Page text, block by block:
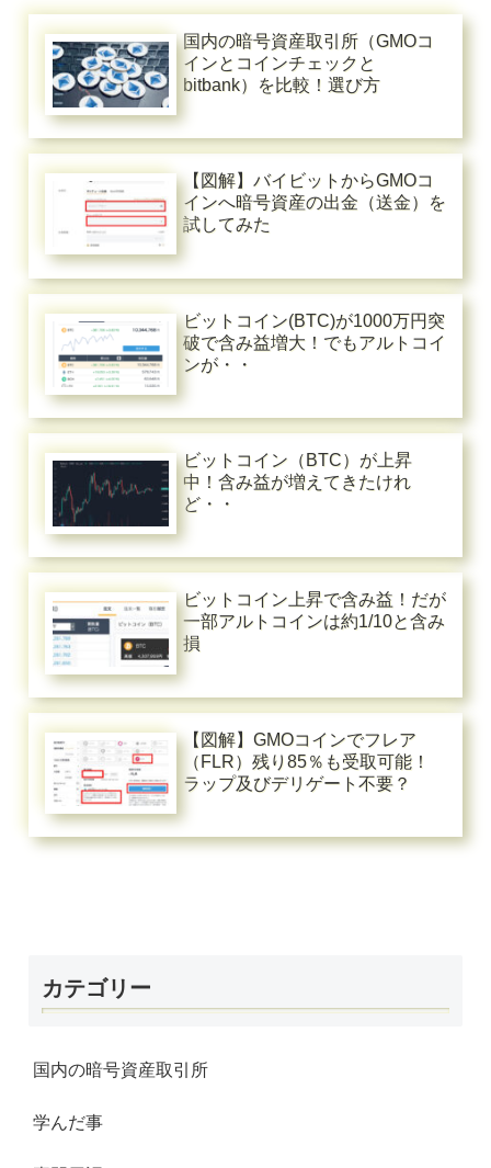
国内の暗号資産取引所（GMOコ
インとコインチェックと
bitbank）を比較！選び方
【図解】バイビットからGMOコ
インへ暗号資産の出金（送金）を
試してみた
ビットコイン(BTC)が1000万円突
破で含み益増大！でもアルトコイ
ンが・・
ビットコイン（BTC）が上昇
中！含み益が増えてきたけれ
ど・・
ビットコイン上昇で含み益！だが
一部アルトコインは約1/10と含み
損
【図解】GMOコインでフレア
（FLR）残り85％も受取可能！
ラップ及びデリゲート不要？
カテゴリー
国内の暗号資産取引所
学んだ事